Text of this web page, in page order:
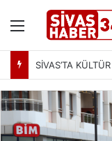
Menü